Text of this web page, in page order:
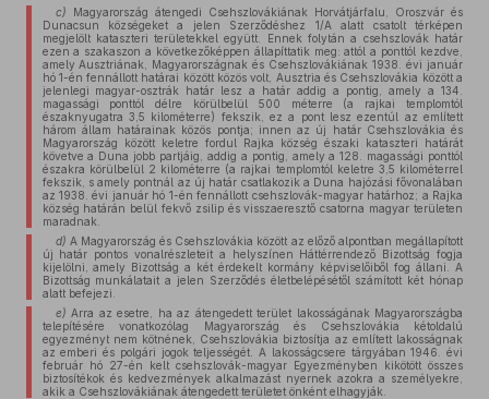
c) Magyarország átengedi Csehszlovákiának Horvátjárfalu, Oroszvár és
Dunacsun községeket a jelen Szerződéshez 1/A alatt csatolt térképen
megjelölt kataszteri területekkel együtt. Ennek folytán a csehszlovák határ
ezen a szakaszon a következőképpen állapíttatik meg: attól a ponttól kezdve,
amely Ausztriának, Magyarországnak és Csehszlovákiának 1938. évi január
hó 1-én fennállott határai között közös volt, Ausztria és Csehszlovákia között a
jelenlegi magyar-osztrák határ lesz a határ addig a pontig, amely a 134.
magassági ponttól délre körülbelül 500 méterre (a rajkai templomtól
északnyugatra 3,5 kilométerre) fekszik, ez a pont lesz ezentúl az említett
három állam határainak közös pontja; innen az új határ Csehszlovákia és
Magyarország között keletre fordul Rajka község északi kataszteri határát
követve a Duna jobb partjáig, addig a pontig, amely a 128. magassági ponttól
északra körülbelül 2 kilométerre (a rajkai templomtól keletre 3,5 kilométerrel
fekszik, s amely pontnál az új határ csatlakozik a Duna hajózási fővonalában
az 1938. évi január hó 1-én fennállott csehszlovák-magyar határhoz; a Rajka
község határán belül fekvő zsilip és visszaeresztő csatorna magyar területen
maradnak.
d) A Magyarország és Csehszlovákia között az előző alpontban megállapított
új határ pontos vonalrészleteit a helyszínen Háttérrendező Bizottság fogja
kijelölni, amely Bizottság a két érdekelt kormány képviselőiből fog állani. A
Bizottság munkálatait a jelen Szerződés életbelépésétől számított két hónap
alatt befejezi.
e) Arra az esetre, ha az átengedett terület lakosságának Magyarországba
telepítésére vonatkozólag Magyarország és Csehszlovákia kétoldalú
egyezményt nem kötnének, Csehszlovákia biztosítja az említett lakosságnak
az emberi és polgári jogok teljességét. A lakosságcsere tárgyában 1946. évi
február hó 27-én kelt csehszlovák-magyar Egyezményben kikötött összes
biztosítékok és kedvezmények alkalmazást nyernek azokra a személyekre,
akik a Csehszlovákiának átengedett területet önként elhagyják.